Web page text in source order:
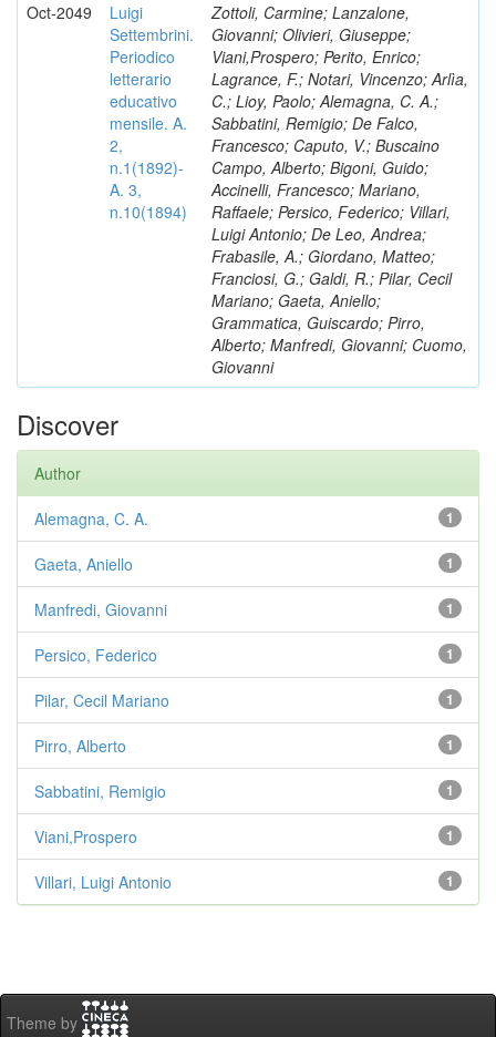
Oct-2049
Luigi
Settembrini.
Periodico
letterario
educativo
mensile. A.
2,
n.1(1892)-
A. 3,
n.10(1894)
Zottoli, Carmine; Lanzalone,
Giovanni; Olivieri, Giuseppe;
Viani,Prospero; Perito, Enrico;
Lagrance, F.; Notari, Vincenzo; Arlìa,
C.; Lioy, Paolo; Alemagna, C. A.;
Sabbatini, Remigio; De Falco,
Francesco; Caputo, V.; Buscaino
Campo, Alberto; Bigoni, Guido;
Accinelli, Francesco; Mariano,
Raffaele; Persico, Federico; Villari,
Luigi Antonio; De Leo, Andrea;
Frabasile, A.; Giordano, Matteo;
Franciosi, G.; Galdi, R.; Pilar, Cecil
Mariano; Gaeta, Aniello;
Grammatica, Guiscardo; Pirro,
Alberto; Manfredi, Giovanni; Cuomo,
Giovanni
Discover
Author
1
Alemagna, C. A.
1
Gaeta, Aniello
1
Manfredi, Giovanni
1
Persico, Federico
1
Pilar, Cecil Mariano
1
Pirro, Alberto
1
Sabbatini, Remigio
1
Viani,Prospero
1
Villari, Luigi Antonio
Theme by